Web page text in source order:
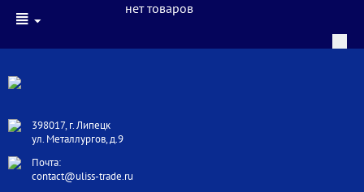
398017, г. Липецк
ул. Металлургов, д.9
Почта:
contact@uliss-trade.ru
нет товаров